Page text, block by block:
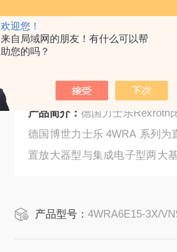
欢迎您！
来自局域网的朋友！有什么可以帮
助您的吗？
德国力士乐
产品简介：德国力士乐Rexroth
德国博世力士乐 4WRA 系列
置放大器型与集成电子型两大
产品型号：4WRA6E15-3X/